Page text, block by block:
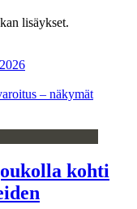
lisäykset.
– näkymät
kohti